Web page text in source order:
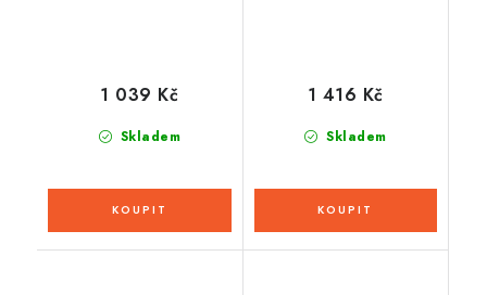
Skladem
1 039 Kč
Skladem
1 416 Kč